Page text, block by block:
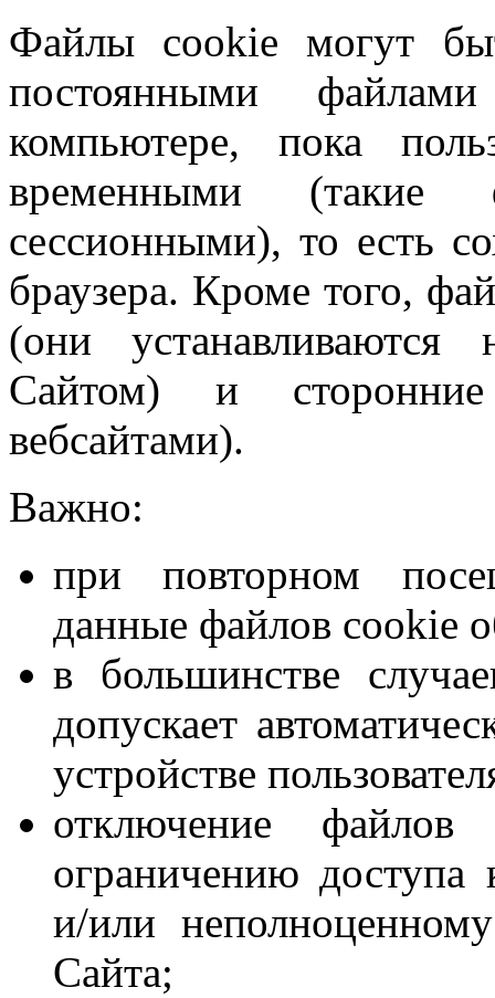
Файлы cookie могут
постоянными
компьютере, пока
временными (такие
сессионными), то есть
браузера. Кроме того,
(они устанавливаются
Сайтом) и сторонние
вебсайтами).
Важно:
при повторном
данные файлов cookie
в большинстве
допускает
устройстве
отключение
ограничению доступа
и/или
Сайта;